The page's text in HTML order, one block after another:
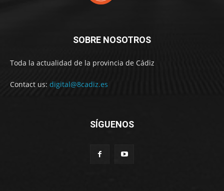
SOBRE NOSOTROS
Toda la actualidad de la provincia de Cádiz
Contact us: digital@8cadiz.es
SÍGUENOS